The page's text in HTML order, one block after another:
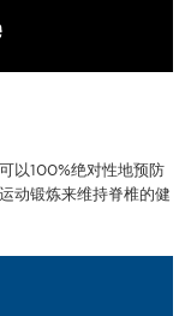
以100%绝对性地预防
动锻炼来维持脊椎的健